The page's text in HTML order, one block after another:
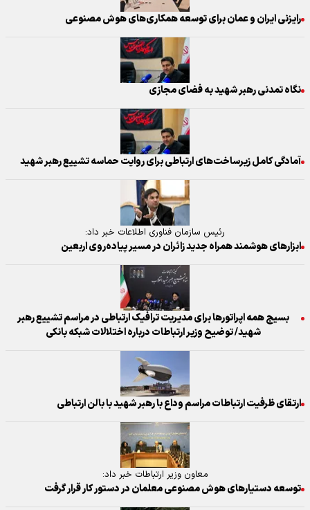
رایزنی ایران و عمان برای توسعه همکاری‌های هوش مصنوعی
نگاه تمدنی رهبر شهید به فضای مجازی
آمادگی کامل زیرساخت‌های ارتباطی برای روایت حماسه تشییع رهبر شهید
رئیس سازمان فناوری اطلاعات خبر داد:
ابزار‌های هوشمند همراه جدید زائران در مسیر پیاده‌روی اربعین
بسیج همه اپراتورها برای مدیریت ترافیک ارتباطی در مراسم تشییع رهبر
شهید/ توضیح وزیر ارتباطات درباره اختلالات شبکه بانکی
ارتقای ظرفیت ارتباطات مراسم وداع با رهبر شهید با بالن ارتباطی
معاون وزیر ارتباطات خبر داد:
توسعه دستیار‌های هوش مصنوعی معلمان در دستور کار قرار گرفت